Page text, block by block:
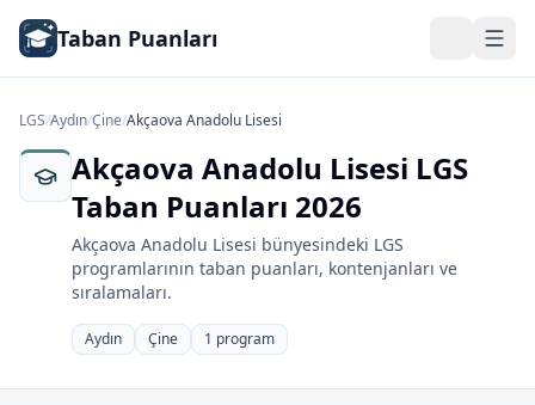
Taban Puanları
LGS/Aydın/Çine/Akçaova Anadolu Lisesi
Akçaova Anadolu Lisesi LGS
Taban Puanları 2026
Akçaova Anadolu Lisesi bünyesindeki LGS
programlarının taban puanları, kontenjanları ve
sıralamaları.
Aydın Çine 1 program